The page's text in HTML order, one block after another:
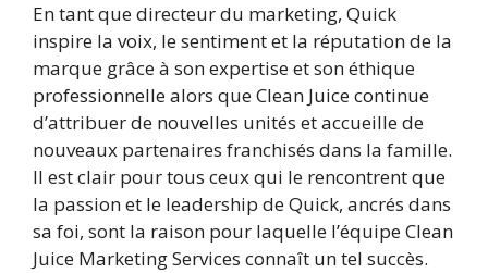
En tant que directeur du marketing, Quick
inspire la voix, le sentiment et la réputation de la
marque grâce à son expertise et son éthique
professionnelle alors que Clean Juice continue
d’attribuer de nouvelles unités et accueille de
nouveaux partenaires franchisés dans la famille.
Il est clair pour tous ceux qui le rencontrent que
la passion et le leadership de Quick, ancrés dans
sa foi, sont la raison pour laquelle l’équipe Clean
Juice Marketing Services connaît un tel succès.